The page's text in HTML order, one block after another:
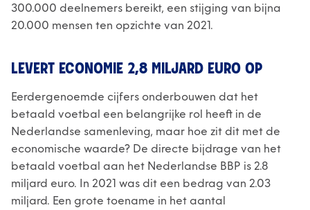
300.000 deelnemers bereikt, een stijging van bijna
20.000 mensen ten opzichte van 2021.
LEVERT ECONOMIE 2,8 MILJARD EURO OP
Eerdergenoemde cijfers onderbouwen dat het
betaald voetbal een belangrijke rol heeft in de
Nederlandse samenleving, maar hoe zit dit met de
economische waarde? De directe bijdrage van het
betaald voetbal aan het Nederlandse BBP is 2.8
miljard euro. In 2021 was dit een bedrag van 2.03
miljard. Een grote toename in het aantal